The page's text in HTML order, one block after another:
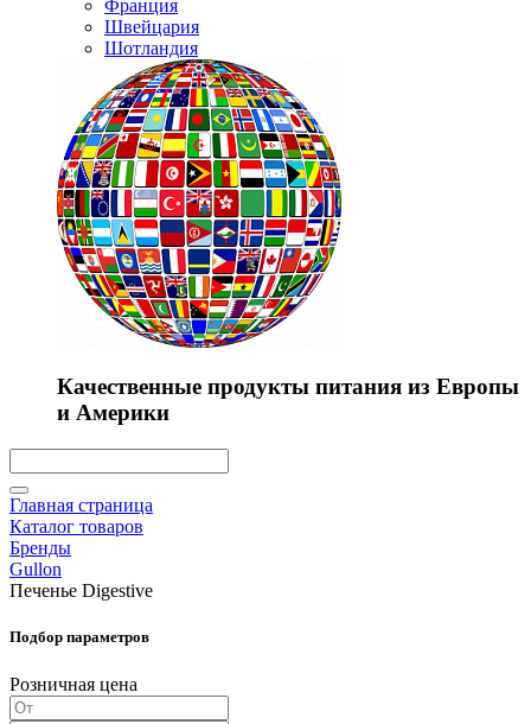
Франция
Швейцария
Шотландия
Качественные продукты питания из Европы
и Америки
Главная страница
Каталог товаров
Бренды
Gullon
Печенье Digestive
Подбор параметров
Розничная цена